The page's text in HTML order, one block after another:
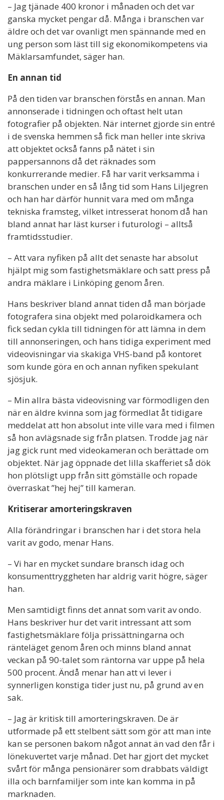
– Jag tjänade 400 kronor i månaden och det var
ganska mycket pengar då. Många i branschen var
äldre och det var ovanligt men spännande med en
ung person som läst till sig ekonomikompetens via
Mäklarsamfundet, säger han.
En annan tid
På den tiden var branschen förstås en annan. Man
annonserade i tidningen och oftast helt utan
fotografier på objekten. När internet gjorde sin entré
i de svenska hemmen så fick man heller inte skriva
att objektet också fanns på nätet i sin
pappersannons då det räknades som
konkurrerande medier. Få har varit verksamma i
branschen under en så lång tid som Hans Liljegren
och han har därför hunnit vara med om många
tekniska framsteg, vilket intresserat honom då han
bland annat har läst kurser i futurologi – alltså
framtidsstudier.
– Att vara nyfiken på allt det senaste har absolut
hjälpt mig som fastighetsmäklare och satt press på
andra mäklare i Linköping genom åren.
Hans beskriver bland annat tiden då man började
fotografera sina objekt med polaroidkamera och
fick sedan cykla till tidningen för att lämna in dem
till annonseringen, och hans tidiga experiment med
videovisningar via skakiga VHS-band på kontoret
som kunde göra en och annan nyfiken spekulant
sjösjuk.
– Min allra bästa videovisning var förmodligen den
när en äldre kvinna som jag förmedlat åt tidigare
meddelat att hon absolut inte ville vara med i filmen
så hon avlägsnade sig från platsen. Trodde jag när
jag gick runt med videokameran och berättade om
objektet. När jag öppnade det lilla skafferiet så dök
hon plötsligt upp från sitt gömställe och ropade
överraskat ”hej hej” till kameran.
Kritiserar amorteringskraven
Alla förändringar i branschen har i det stora hela
varit av godo, menar Hans.
– Vi har en mycket sundare bransch idag och
konsumenttryggheten har aldrig varit högre, säger
han.
Men samtidigt finns det annat som varit av ondo.
Hans beskriver hur det varit intressant att som
fastighetsmäklare följa prissättningarna och
ränteläget genom åren och minns bland annat
veckan på 90-talet som räntorna var uppe på hela
500 procent. Ändå menar han att vi lever i
synnerligen konstiga tider just nu, på grund av en
sak.
– Jag är kritisk till amorteringskraven. De är
utformade på ett stelbent sätt som gör att man inte
kan se personen bakom något annat än vad den får i
lönekuvertet varje månad. Det har gjort det mycket
svårt för många pensionärer som drabbats väldigt
illa och barnfamiljer som inte kan komma in på
marknaden.